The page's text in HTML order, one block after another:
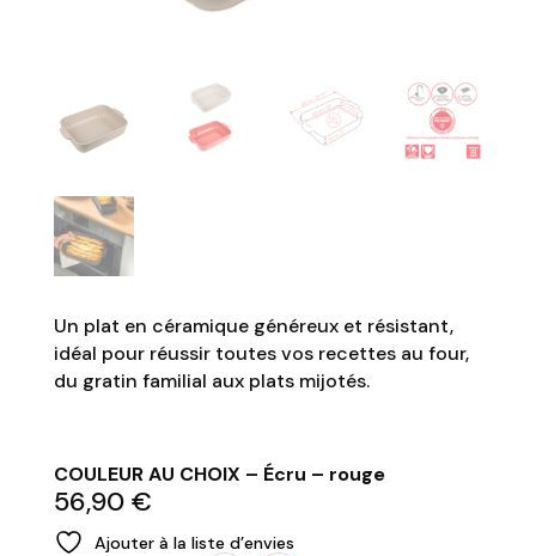
Un plat en céramique généreux et résistant,
idéal pour réussir toutes vos recettes au four,
du gratin familial aux plats mijotés.
COULEUR AU CHOIX – Écru – rouge
56,90 €
Ajouter à la liste d’envies